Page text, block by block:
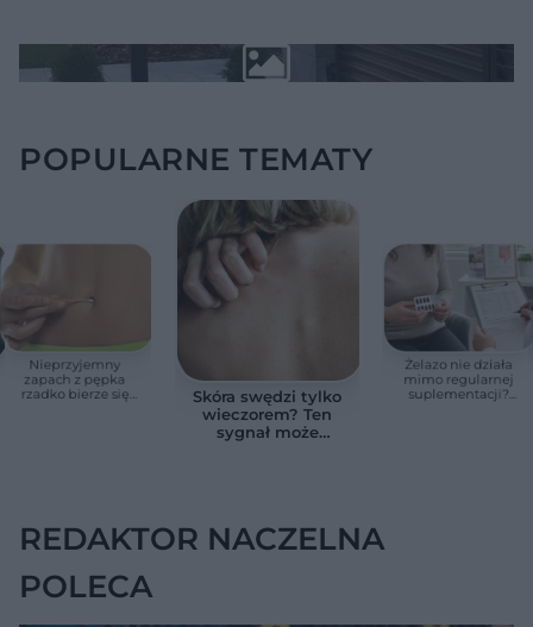
POPULARNE TEMATY
Nieprzyjemny
zapach z pępka
rzadko bierze się
Skóra swędzi tylko
wieczorem? Ten
sygnał może
Żelazo nie działa
mimo regularnej
suplementacji?
REDAKTOR NACZELNA
POLECA